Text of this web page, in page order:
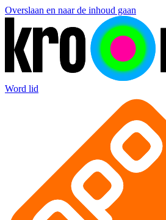
Overslaan en naar de inhoud gaan
Word lid